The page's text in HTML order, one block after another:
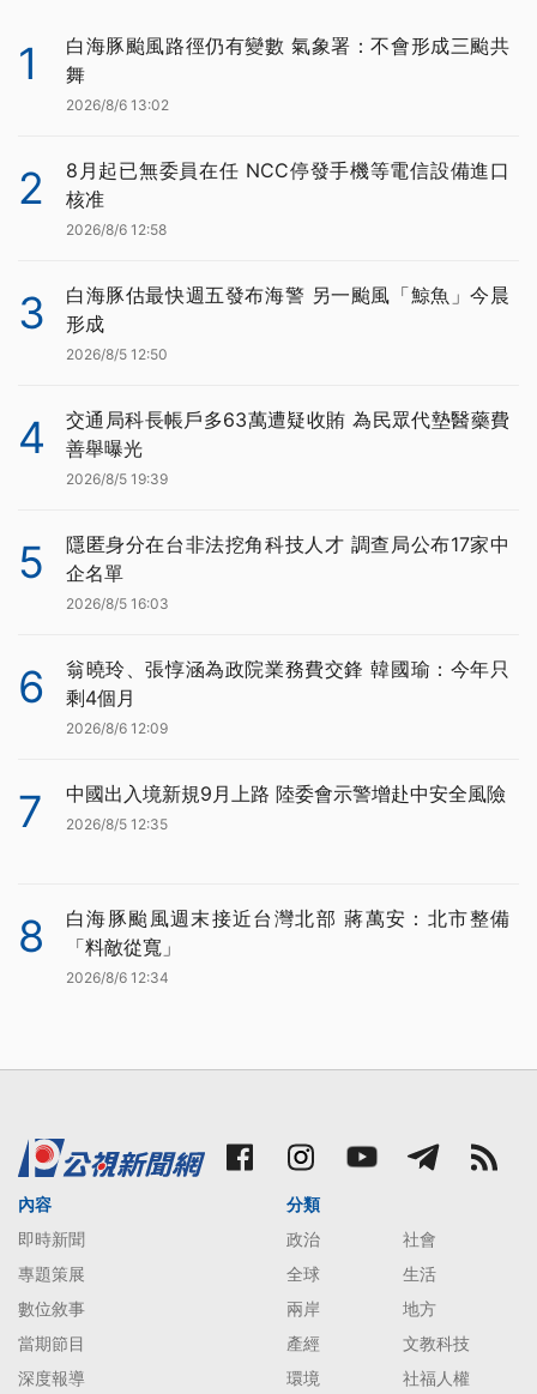
1
白海豚颱風路徑仍有變數 氣象署：不會形成三颱共
舞
2026/8/6 13:02
2
8月起已無委員在任 NCC停發手機等電信設備進口
核准
2026/8/6 12:58
3
白海豚估最快週五發布海警 另一颱風「鯨魚」今晨
形成
2026/8/5 12:50
4
交通局科長帳戶多63萬遭疑收賄 為民眾代墊醫藥費
善舉曝光
2026/8/5 19:39
5
隱匿身分在台非法挖角科技人才 調查局公布17家中
企名單
2026/8/5 16:03
6
翁曉玲、張惇涵為政院業務費交鋒 韓國瑜：今年只
剩4個月
2026/8/6 12:09
7 中國出入境新規9月上路 陸委會示警增赴中安全風險
2026/8/5 12:35
8
白海豚颱風週末接近台灣北部 蔣萬安：北市整備
「料敵從寬」
2026/8/6 12:34
內容
即時新聞
專題策展
數位敘事
當期節目
深度報導
分類
政治
社會
全球
生活
兩岸
地方
產經
文教科技
環境
社福人權